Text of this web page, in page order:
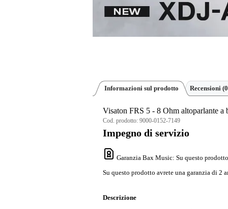
Informazioni sul prodotto Recensioni
Visaton FRS 5 - 8 Ohm altoparlante a
Cod. prodotto: 9000-0152-7149
Impegno di servizio
Garanzia Bax Music: Su questo
Su questo prodotto avrete una garanzia di 2
Descrizione